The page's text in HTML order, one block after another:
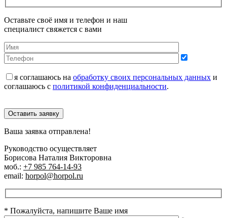
Оставьте своё имя и телефон и наш
специалист свяжется с вами
я соглашаюсь на обработку своих персональных данных и
соглашаюсь с политикой конфиденциальности.
Оставить заявку
Ваша заявка отправлена!
Руководство осуществляет
Борисова Наталия Викторовна
моб.: +7 985 764-14-93
email: horpol@horpol.ru
* Пожалуйста, напишите Ваше имя